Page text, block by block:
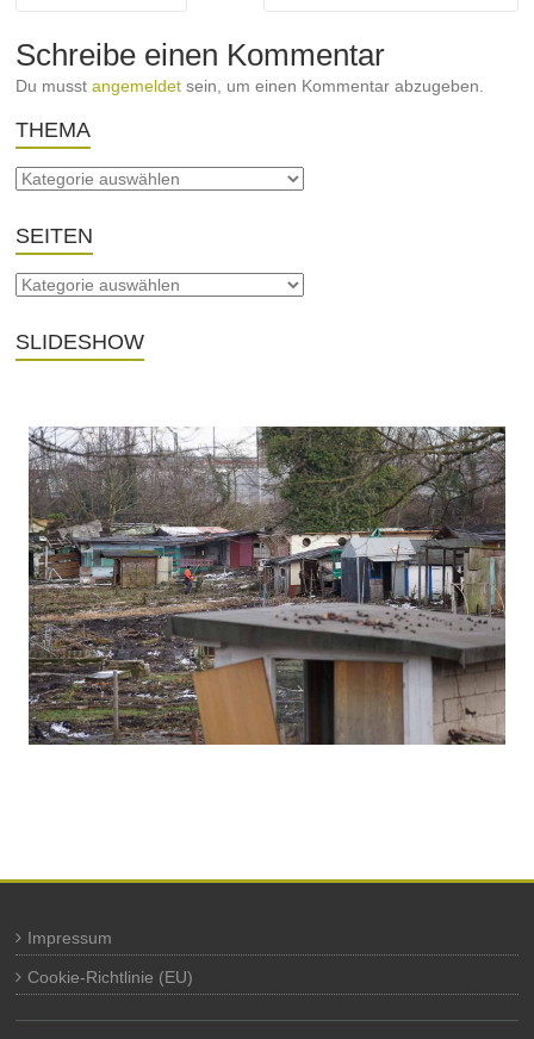
Schreibe einen Kommentar
Du musstangemeldet sein, um einen Kommentar abzugeben.
THEMA
SEITEN
SLIDESHOW
Impressum
Cookie-Richtlinie (EU)